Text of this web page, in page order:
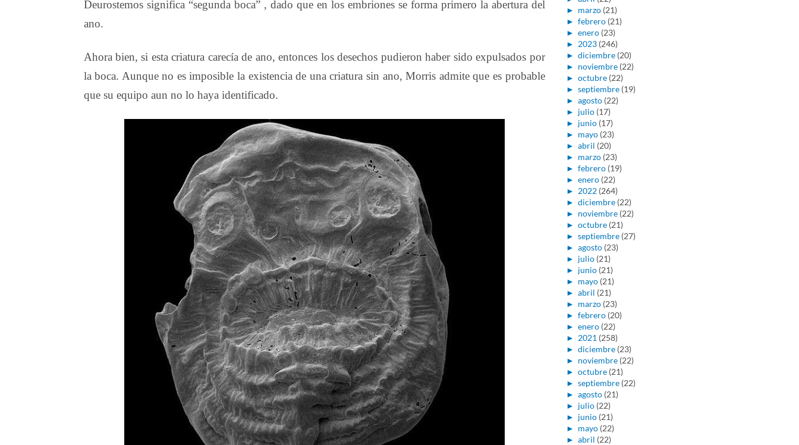
Deurostemos significa “segunda boca” , dado que en los embriones se forma primero la abertura del
ano.
Ahora bien, si esta criatura carecía de ano, entonces los desechos pudieron haber sido expulsados por
la boca. Aunque no es imposible la existencia de una criatura sin ano, Morris admite que es probable
que su equipo aun no lo haya identificado.
► marzo (21)
► febrero (21)
► enero (23)
► 2023 (246)
► diciembre (20)
► noviembre (22)
► octubre (22)
► septiembre (19)
► agosto (22)
► julio (17)
► junio (17)
► mayo (23)
► abril (20)
► marzo (23)
► febrero (19)
► enero (22)
► 2022 (264)
► diciembre (22)
► noviembre (22)
► octubre (21)
► septiembre (27)
► agosto (23)
► julio (21)
► junio (21)
► mayo (21)
► abril (21)
► marzo (23)
► febrero (20)
► enero (22)
► 2021 (258)
► diciembre (23)
► noviembre (22)
► octubre (21)
► septiembre (22)
► agosto (21)
► julio (22)
► junio (21)
► mayo (22)
► abril (22)